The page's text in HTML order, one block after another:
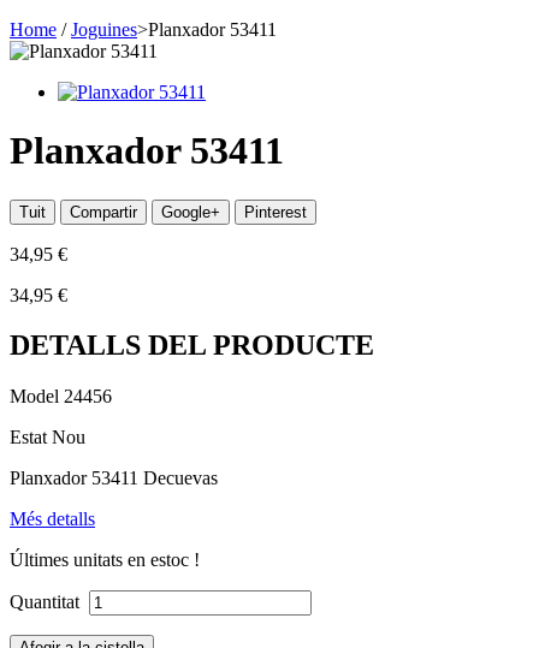
Home / Joguines>Planxador 53411
Planxador 53411
Tuit Compartir Google+ Pinterest
34,95 €
34,95 €
DETALLS DEL PRODUCTE
Model 24456
Estat Nou
Planxador 53411 Decuevas
Més detalls
Últimes unitats en estoc !
Quantitat